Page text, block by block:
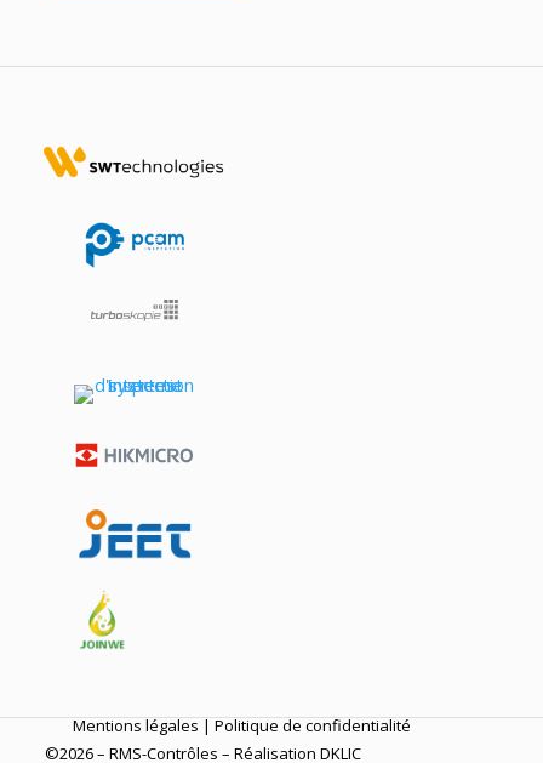
©2026 – RMS-Contrôles – Réalisation DKLIC
Mentions légales | Politique de confidentialité